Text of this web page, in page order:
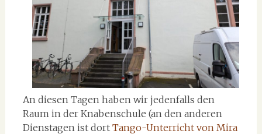
An diesen Tagen haben wir jedenfalls den
Raum in der Knabenschule (an den anderen
Dienstagen ist dort Tango-Unterricht von Mira